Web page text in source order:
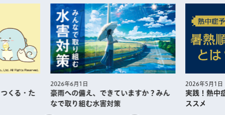
くる・た
2026年6月1日
豪雨への備え、できていますか？みん
なで取り組む水害対策
2026年5月1日
実践！熱中
ススメ